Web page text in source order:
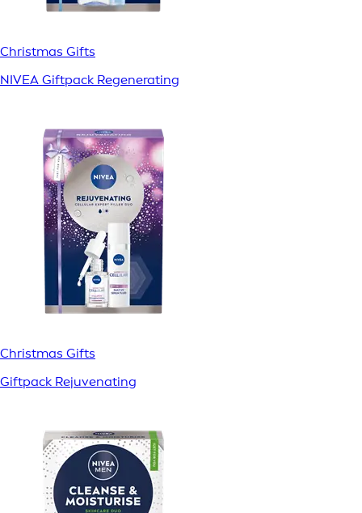
Christmas Gifts
NIVEA Giftpack Regenerating
Christmas Gifts
Giftpack Rejuvenating